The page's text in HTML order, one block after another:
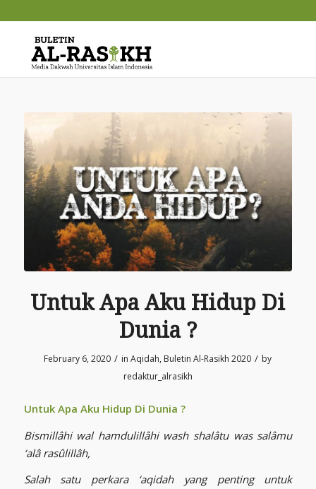
Untuk Apa Aku Hidup Di
Dunia ?
February 6, 2020 / inAqidah, Buletin Al-Rasikh 2020 / by
redaktur_alrasikh
Untuk Apa Aku Hidup Di Dunia ?
Bismillâhi wal hamdulillâhi wash shalâtu was salâmu
‘alâ rasûlillâh,
Salah satu perkara ‘aqidah yang penting untuk